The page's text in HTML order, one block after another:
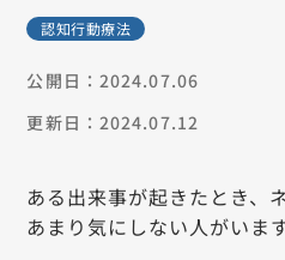
認知行動療法
公開日：2024.07.06
更新日：2024.07.12
ある出来事が起きたとき、
あまり気にしない人がいます